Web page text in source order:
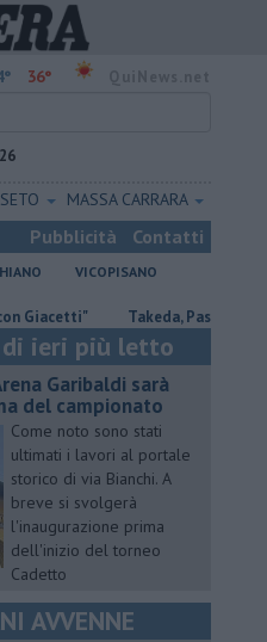
36°
MASSA CARRARA
Pubblicità Contatti
VICOPISANO
Takeda, Pasqualino, "Il
ieri più letto
Garibaldi sarà
del campionato
Come noto sono stati
ultimati i lavori al portale
storico di via Bianchi. A
breve si svolgerà
l'inaugurazione prima
dell'inizio del torneo
Cadetto
AVVENNE